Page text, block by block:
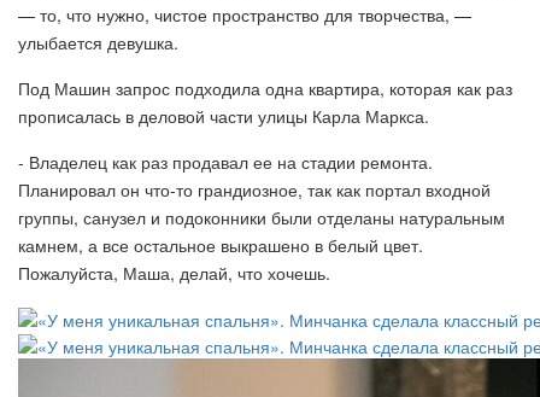
— то, что нужно, чистое пространство для творчества, —
улыбается девушка.
Под Машин запрос подходила одна квартира, которая как раз
прописалась в деловой части улицы Карла Маркса.
- Владелец как раз продавал ее на стадии ремонта.
Планировал он что-то грандиозное, так как портал входной
группы, санузел и подоконники были отделаны натуральным
камнем, а все остальное выкрашено в белый цвет.
Пожалуйста, Маша, делай, что хочешь.